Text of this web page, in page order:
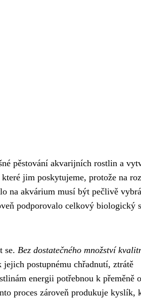
pěstování akvarijních rostlin a
jim poskytujeme, protože na
na akvárium musí být pečlivě
podporovalo celkový biologický
se. Bez dostatečného množství
jejich postupnému chřadnutí, ztrátě
energii potřebnou k přeměně
proces zároveň produkuje kyslík,